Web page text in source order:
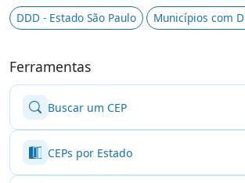
DDD - Estado São Paulo
Municípios com
Ferramentas
Buscar um CEP
CEPs por Estado